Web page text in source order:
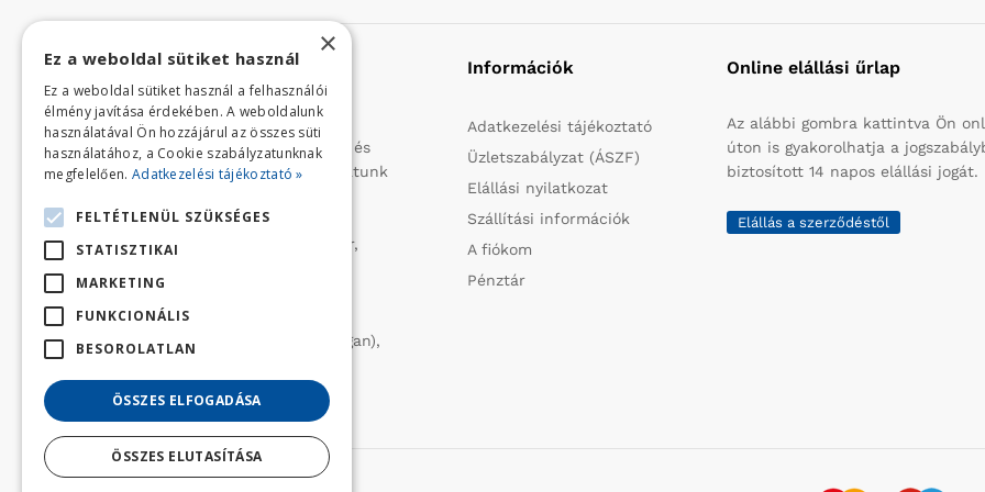
Rólunk
Profilunk a mezőgazdasági, kerti
kisgépek és egyéb iparcikkek kis- és
nagykereskedelme. 1991 óta folytatunk
Olaszországból származó
vízszivattyúkat (DAB, Tesla, Leader,
robbanómotoros fűnyírókat kerti
traktorokat (MTD, Husqvarna),
permetezőket (CIFARELLI, Dal Degan),
(LAMINOX) szállítunk be.
Információk
Adatkezelési tájékoztató
Üzletszabályzat (ÁSZF)
Elállási nyilatkozat
Szállítási információk
A fiókom
Pénztár
Online elállási űrlap
Az alábbi gombra kattintva Ön
úton is gyakorolhatja a
biztosított 14 napos elállási jogát.
Elállás a szerződéstől
×
Ez a weboldal sütiket használ
Ez a weboldal sütiket használ a felhasználói
élmény javítása érdekében. A weboldalunk
használatával Ön hozzájárul az összes süti
használatához, a Cookie szabályzatunknak
megfelelően. Adatkezelési tájékoztató »
FELTÉTLENÜL SZÜKSÉGES
STATISZTIKAI
MARKETING
FUNKCIONÁLIS
BESOROLATLAN
ÖSSZES ELFOGADÁSA
ÖSSZES ELUTASÍTÁSA